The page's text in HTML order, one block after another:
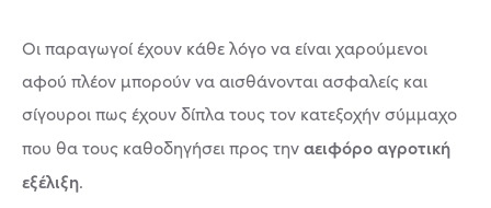
Οι παραγωγοί έχουν κάθε λόγο να είναι χαρούμενοι
αφού πλέον μπορούν να αισθάνονται ασφαλείς και
σίγουροι πως έχουν δίπλα τους τον κατεξοχήν σύμμαχο
που θα τους καθοδηγήσει προς τηναειφόρο αγροτική
εξέλιξη.